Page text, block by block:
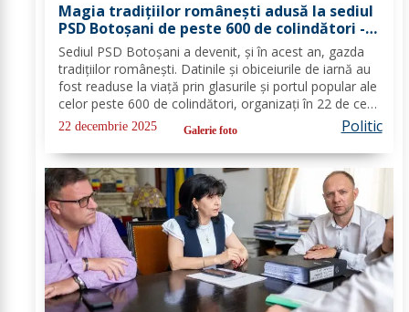
Magia tradițiilor românești adusă la sediul
PSD Botoșani de peste 600 de colindători -
FOTO
Sediul PSD Botoșani a devenit, și în acest an, gazda
tradițiilor românești. Datinile și obiceiurile de iarnă au
fost readuse la viață prin glasurile și portul popular ale
celor peste 600 de colindători, organizați în 22 de cete
din întreg județul. Îmbrăcați în costume autentice,
22 decembrie 2025 Galerie foto Politic